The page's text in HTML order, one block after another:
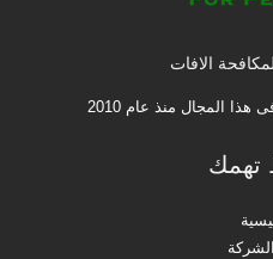
الافات
المجال منذ عام 2010
تهمك